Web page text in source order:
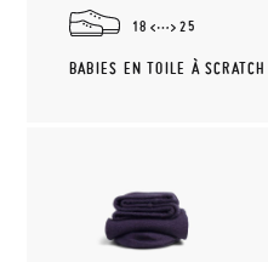
18 25
BABIES EN TOILE À SCRATCH